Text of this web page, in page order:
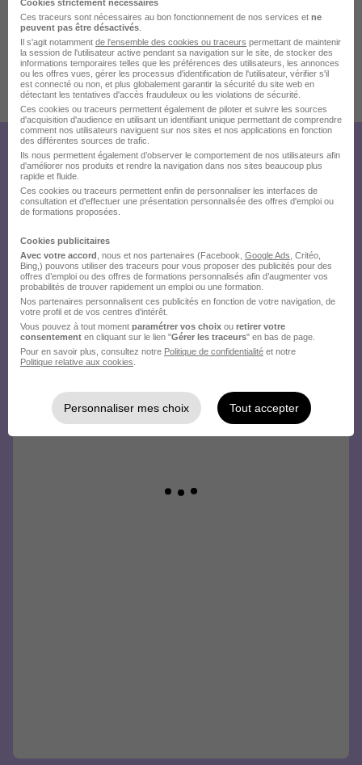
Localiser le poste
Publiée le 26/07/2026 - Réf : jtat7gcpcvii
Créez votre compte Hellowork et
envoyez votre candidature !
Cookies strictement nécessaires
Ces traceurs sont nécessaires au bon fonctionnement de nos services et ne
peuvent pas être désactivés
Il s'agit notamment de l'ensemble des cookies ou traceurs permettant de maintenir
la session de l'utilisateur active pendant sa navigation sur le site, de stocker des
informations temporaires telles que les préférences des utilisateurs, les annonces
ou les offres vues, gérer les processus d'identification de l'utilisateur, vérifier s'il
est connecté ou non, et plus globalement garantir la sécurité du site web en
détectant les tentatives d'accès frauduleux ou les violations de sécurité.
Ces cookies ou traceurs permettent également de piloter et suivre les sources
d'acquisition d'audience en utilisant un identifiant unique permettant de comprendre
comment nos utilisateurs naviguent sur nos sites et nos applications en fonction
des différentes sources de trafic.
Ils nous permettent également d’observer le comportement de nos utilisateurs afin
d'améliorer nos produits et rendre la navigation dans nos sites beaucoup plus
rapide et fluide.
Ces cookies ou traceurs permettent enfin de personnaliser les interfaces de
consultation et d'effectuer une présentation personnalisée des offres d'emploi ou
de formations proposées.
Cookies publicitaires
Avec votre accord , nous et nos partenaires (Facebook, Google Ads , Critéo,
Bing,) pouvons utiliser des traceurs pour vous proposer des publicités pour des
offres d’emploi ou des offres de formations personnalisés afin d’augmenter vos
probabilités de trouver rapidement un emploi ou une formation.
Nos partenaires personnalisent ces publicités en fonction de votre navigation, de
votre profil et de vos centres d’intérêt.
Vous pouvez à tout moment paramétrer vos choix ou retirer votre
consentement en cliquant sur le lien "Gérer les traceurs" en bas de page.
Pour en savoir plus, consultez notre Politique de confidentialité et notre
Politique relative aux cookies
Personnaliser mes choix Tout accepter